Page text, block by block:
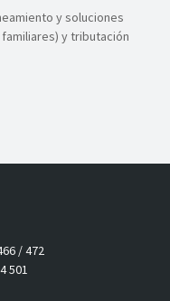
y soluciones
y tributación
/ 472
501